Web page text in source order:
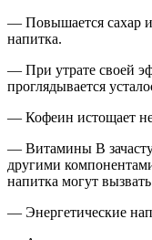
— Повышается сахар и
напитка.
— При утрате своей
проглядывается
— Кофеин истощает
— Витамины В
другими
напитка могут
— Энергетические